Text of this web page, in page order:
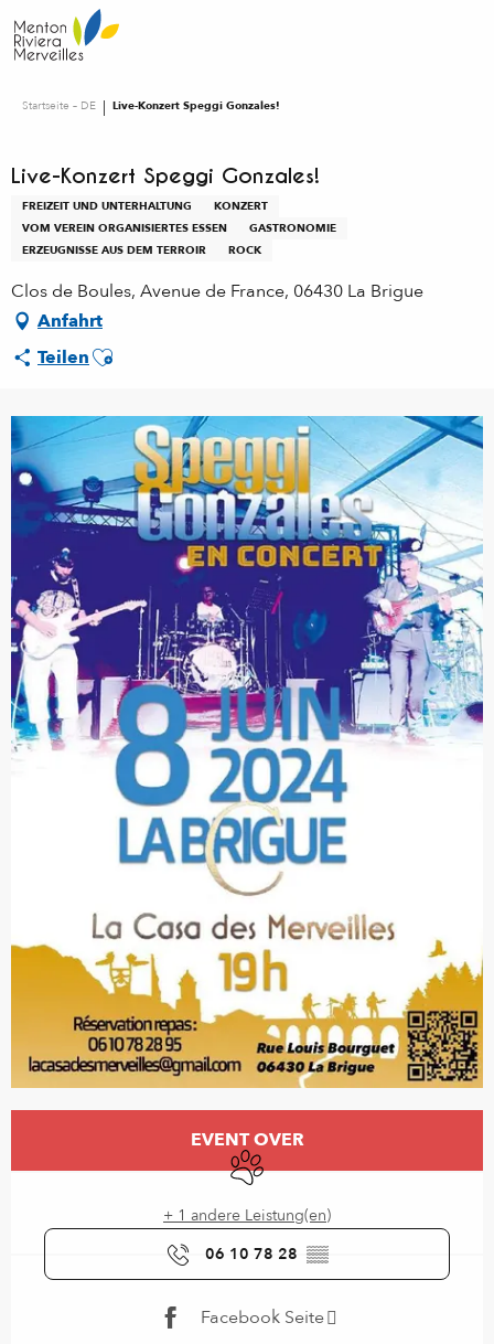
au
contenu
Startseite – DE Live-Konzert Speggi Gonzales!
Live-Konzert Speggi Gonzales!
FREIZEIT UND UNTERHALTUNG
KONZERT
VOM VEREIN ORGANISIERTES ESSEN
GASTRONOMIE
ERZEUGNISSE AUS DEM TERROIR
ROCK
Clos de Boules, Avenue de France, 06430 La Brigue
Anfahrt
TeilenAjouter aux favoris
EVENT OVER
Tiere erlaubt
+ 1 andere Leistung(en)
06 10 78 28 ▒▒
Facebook Seite